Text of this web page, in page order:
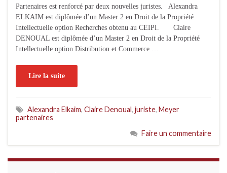
Partenaires est renforcé par deux nouvelles juristes. Alexandra
ELKAIM est diplômée d’un Master 2 en Droit de la Propriété
Intellectuelle option Recherches obtenu au CEIPI. Claire
DENOUAL est diplômée d’un Master 2 en Droit de la Propriété
Intellectuelle option Distribution et Commerce …
Lire la suite
Alexandra Elkaim, Claire Denoual, juriste, Meyer
partenaires
Faire un commentaire